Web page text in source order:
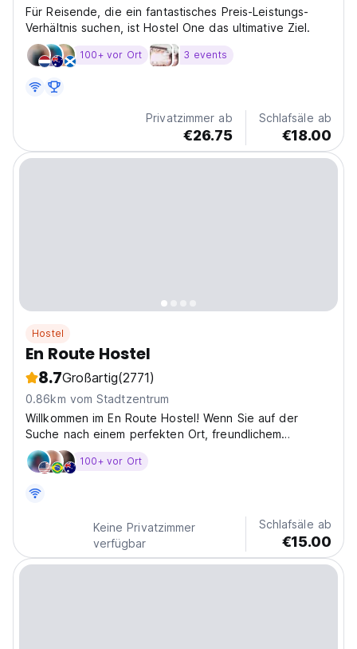
Für Reisende, die ein fantastisches Preis-Leistungs-
Verhältnis suchen, ist Hostel One das ultimative Ziel.
100+ vor Ort 3 events
Privatzimmer ab
€26.75
Schlafsäle ab
€18.00
Hostel
En Route Hostel
8.7Großartig(2771)
0.86km vom Stadtzentrum
Willkommen im En Route Hostel! Wenn Sie auf der
Suche nach einem perfekten Ort, freundlichem
Personal und einer unvergesslichen Zeit sind.
100+ vor Ort
Keine Privatzimmer
verfügbar
Schlafsäle ab
€15.00